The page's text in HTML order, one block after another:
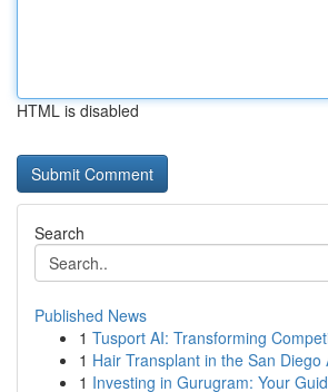
HTML is disabled
Search
Published News
1 Tusport AI: Transforming
1 Hair Transplant in the San Diego
1 Investing in Gurugram: Your